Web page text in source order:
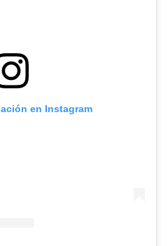
en Instagram